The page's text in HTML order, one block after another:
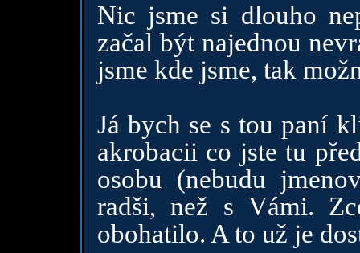
Nic jsme si dlouho
začal být najednou
jsme kde jsme, tak
Já bych se s tou paní
akrobacii co jste tu
osobu (nebudu
radši, než s Vámi.
obohatilo. A to už je